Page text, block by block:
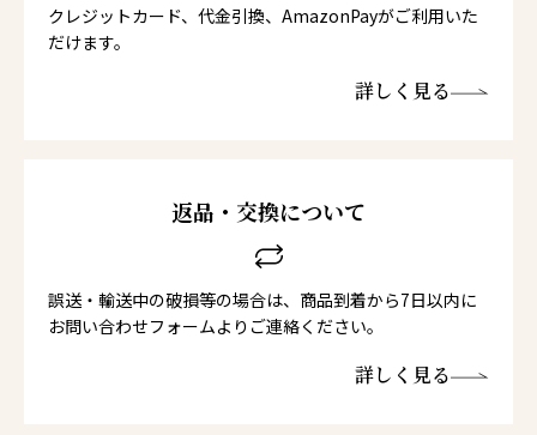
クレジットカード、代金引換、AmazonPayがご利用いた
だけます。
詳しく見る
返品・交換について
誤送・輸送中の破損等の場合は、商品到着から7日以内に
お問い合わせフォームよりご連絡ください。
詳しく見る